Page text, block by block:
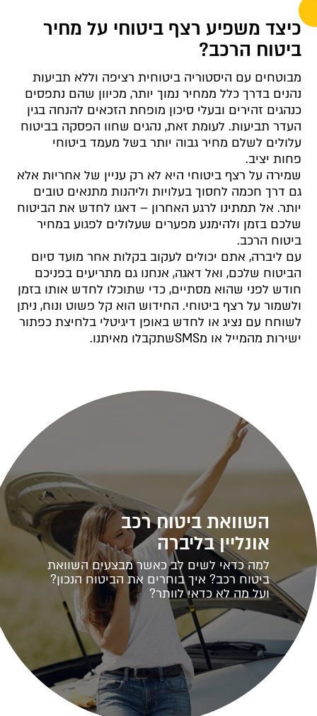
כיצד משפיע רצף ביטוחי על מחיר
ביטוח הרכב?
מבוטחים עם היסטוריה ביטוחית רציפה וללא תביעות
נהנים בדרך כלל ממחיר נמוך יותר, מכיוון שהם נתפסים
כנהגים זהירים ובעלי סיכון מופחת הזכאים להנחה בגין
העדר תביעות. לעומת זאת, נהגים שחוו הפסקה בביטוח
עלולים לשלם מחיר גבוה יותר בשל מעמד ביטוחי
פחות יציב.
שמירה על רצף ביטוחי היא לא רק עניין של אחריות אלא
גם דרך חכמה לחסוך בעלויות וליהנות מתנאים טובים
יותר. אל תמתינו לרגע האחרון – דאגו לחדש את הביטוח
שלכם בזמן ולהימנע מפערים שעלולים לפגוע במחיר
ביטוח הרכב.
עם ליברה, אתם יכולים לעקוב בקלות אחר מועד סיום
הביטוח שלכם, ואל דאגה, אנחנו גם מתריעים בפניכם
חודש לפני שהוא מסתיים, כדי שתוכלו לחדש אותו בזמן
ולשמור על רצף ביטוחי. החידוש הוא קל פשוט ונוח, ניתן
לשוחח עם נציג או לחדש באופן דיגיטלי בלחיצת כפתור
ישירות מהמייל או מSMSשתקבלו מאיתנו.
השוואת ביטוח רכב
אונליין בליברה
למה כדאי לשים לב כאשר מבצעים השוואת
ביטוח רכב? איך בוחרים את הביטוח הנכון?
ועל מה לא כדאי לוותר?